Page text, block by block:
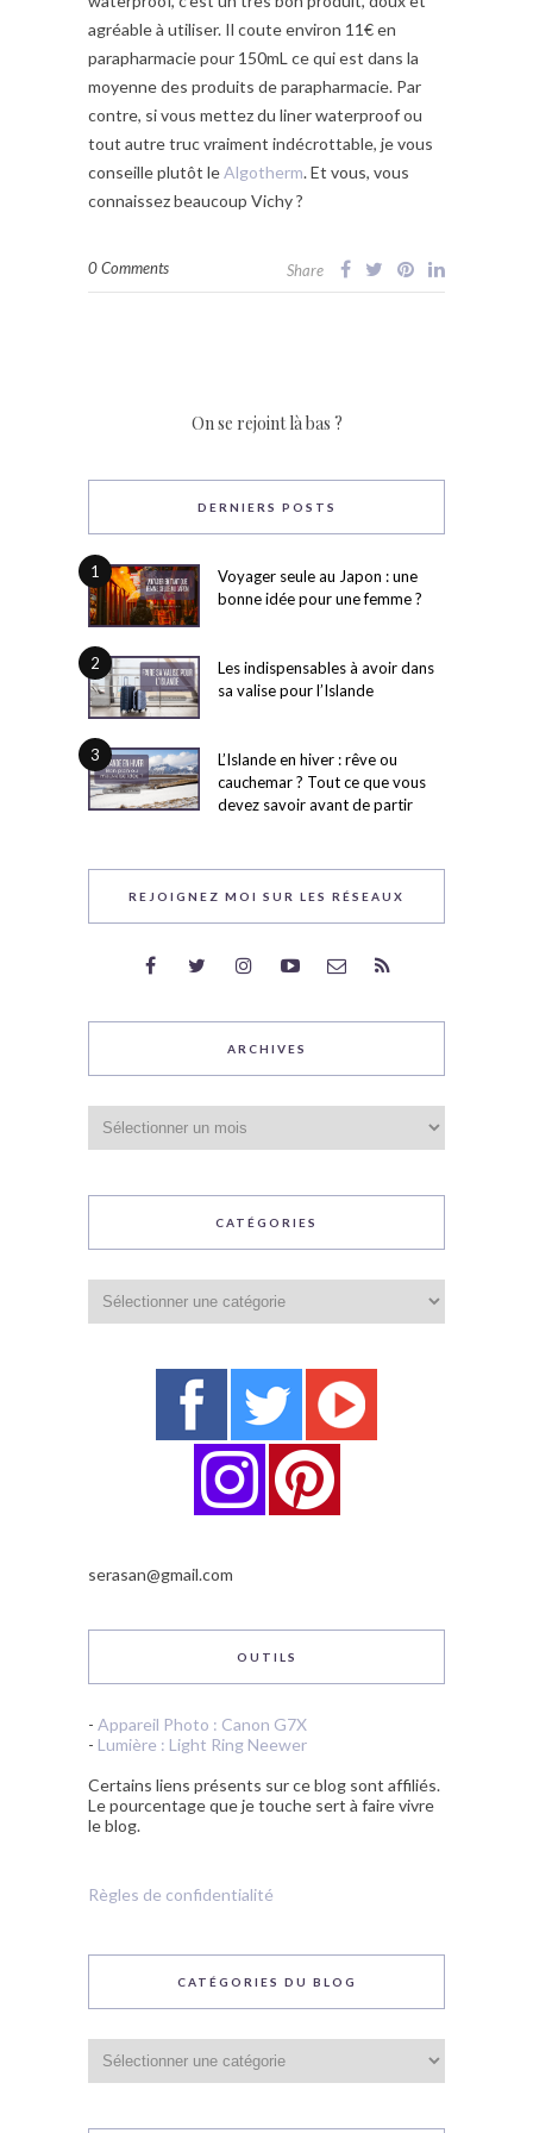
agréable à utiliser. Il coute environ 11€ en
parapharmacie pour 150mL ce qui est dans la
moyenne des produits de parapharmacie. Par
contre, si vous mettez du liner waterproof ou
tout autre truc vraiment indécrottable, je vous
conseille plutôt leAlgotherm. Et vous, vous
connaissez beaucoup Vichy ?
0 Comments Share
On se rejoint là bas ?
DERNIERS POSTS
1
Voyager seule au Japon : une
bonne idée pour une femme ?
2
Les indispensables à avoir dans
sa valise pour l’Islande
3
L’Islande en hiver : rêve ou
cauchemar ? Tout ce que vous
devez savoir avant de partir
REJOIGNEZ MOI SUR LES RÉSEAUX
ARCHIVES
CATÉGORIES
serasan@gmail.com
OUTILS
- Appareil Photo : Canon G7X
- Lumière : Light Ring Neewer
Certains liens présents sur ce blog sont affiliés.
Le pourcentage que je touche sert à faire vivre
le blog.
Règles de confidentialité
CATÉGORIES DU BLOG
du
blog